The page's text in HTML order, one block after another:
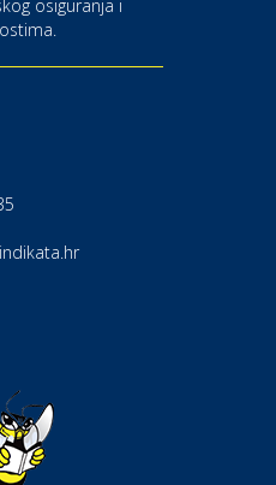
VINIA
osiguranja i